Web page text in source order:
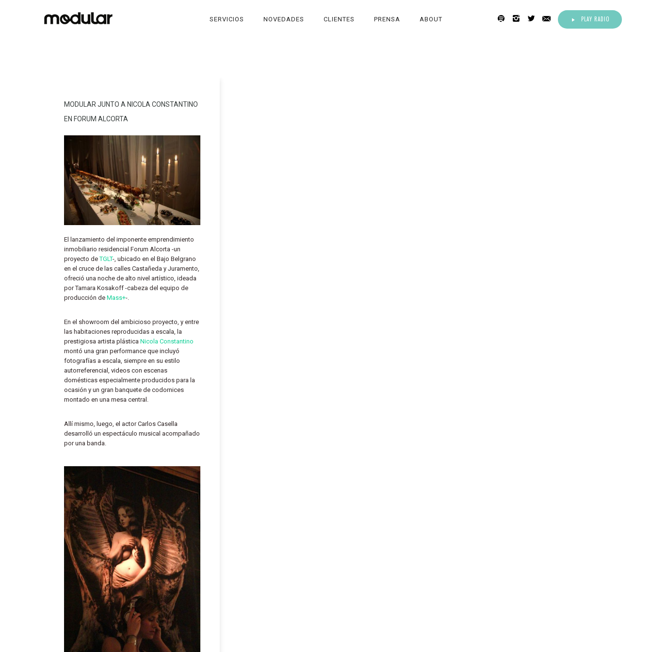
PLAY RADIO
SERVICIOS NOVEDADES CLIENTES PRENSA ABOUT
MODULAR JUNTO A NICOLA CONSTANTINO
EN FORUM ALCORTA
El lanzamiento del imponente emprendimiento
inmobiliario residencial Forum Alcorta -un
proyecto deTGLT-, ubicado en el Bajo Belgrano
en el cruce de las calles Castañeda y Juramento,
ofreció una noche de alto nivel artístico, ideada
por Tamara Kosakoff -cabeza del equipo de
producción de Mass+-.
En el showroom del ambicioso proyecto, y entre
las habitaciones reproducidas a escala, la
prestigiosa artista plástica Nicola Constantino
montó una gran performance que incluyó
fotografías a escala, siempre en su estilo
autorreferencial, videos con escenas
domésticas especialmente producidos para la
ocasión y un gran banquete de codornices
montado en una mesa central.
Allí mismo, luego, el actor Carlos Casella
desarrolló un espectáculo musical acompañado
por una banda.